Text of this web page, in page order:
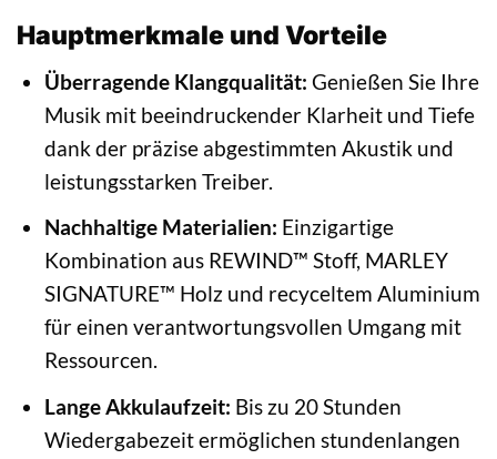
Hauptmerkmale und Vorteile
Überragende Klangqualität: Genießen Sie Ihre
Musik mit beeindruckender Klarheit und Tiefe
dank der präzise abgestimmten Akustik und
leistungsstarken Treiber.
Nachhaltige Materialien: Einzigartige
Kombination aus REWIND™ Stoff, MARLEY
SIGNATURE™ Holz und recyceltem Aluminium
für einen verantwortungsvollen Umgang mit
Ressourcen.
Lange Akkulaufzeit: Bis zu 20 Stunden
Wiedergabezeit ermöglichen stundenlangen